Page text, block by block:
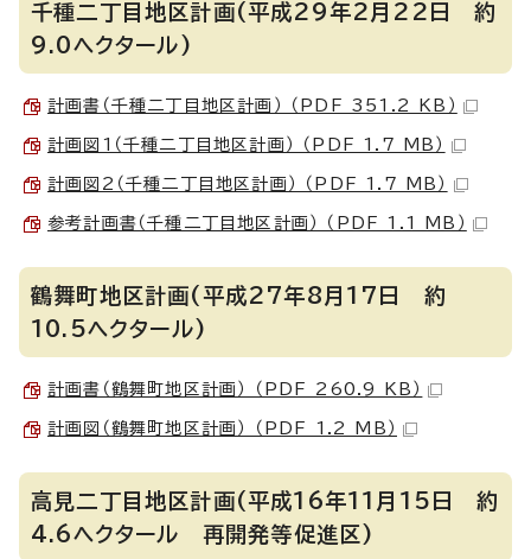
千種二丁目地区計画(平成29年2月22日 約
9.0ヘクタール)
計画書（千種二丁目地区計画） （PDF 351.2 KB）
計画図1（千種二丁目地区計画） （PDF 1.7 MB）
計画図2（千種二丁目地区計画） （PDF 1.7 MB）
参考計画書（千種二丁目地区計画） （PDF 1.1 MB）
鶴舞町地区計画(平成27年8月17日 約
10.5ヘクタール)
計画書（鶴舞町地区計画） （PDF 260.9 KB）
計画図（鶴舞町地区計画） （PDF 1.2 MB）
高見二丁目地区計画(平成16年11月15日 約
4.6ヘクタール 再開発等促進区)